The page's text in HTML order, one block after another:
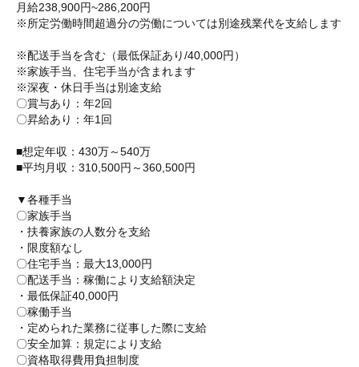
月給238,900円~286,200円
※所定労働時間超過分の労働については別途残業代を支給します
※配送手当を含む（最低保証あり/40,000円）
※家族手当、住宅手当が含まれます
※深夜・休日手当は別途支給
〇賞与あり：年2回
〇昇給あり：年1回
■想定年収：430万～540万
■平均月収：310,500円～360,500円
▼各種手当
〇家族手当
・扶養家族の人数分を支給
・限度額なし
〇住宅手当：最大13,000円
〇配送手当：稼働により支給額決定
・最低保証40,000円
〇稼働手当
・定められた業務に従事した際に支給
〇安全加算：規定により支給
〇資格取得費用負担制度